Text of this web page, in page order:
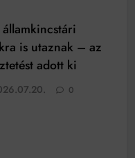
is utaznak – az
adott ki
0